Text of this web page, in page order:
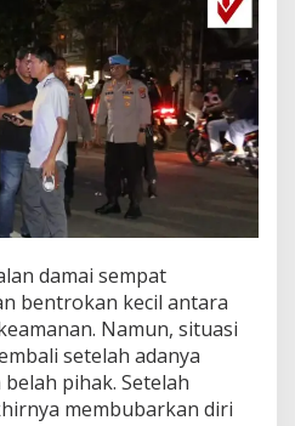
damai sempat
bentrokan kecil antara
Namun, situasi
setelah adanya
pihak. Setelah
membubarkan diri